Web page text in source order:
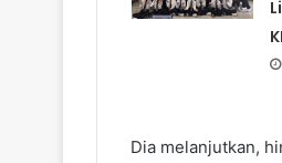
Dia melanjutkan,